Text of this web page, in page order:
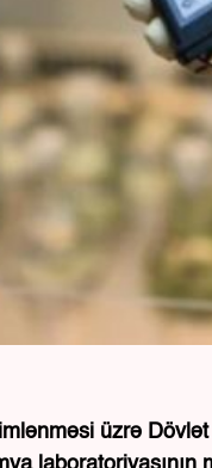
üzrə Dövlət